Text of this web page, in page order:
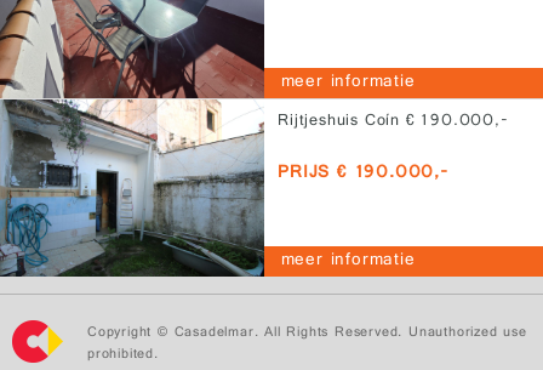
meer informatie
Rijtjeshuis Coín € 190.000,-
PRIJS € 190.000,-
meer informatie
Copyright © Casadelmar. All Rights Reserved. Unauthorized use
prohibited.